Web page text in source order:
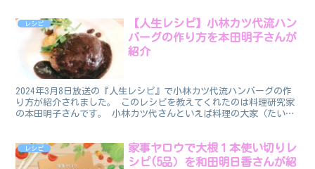
レシピ
【人生レシピ】小林カツ代流ハン
バーグの作り方を本田明子さんが
紹介
2024年3月8日放送の『人生レシピ』で小林カツ代流ハンバーグの作
り方が紹介されました。 このレシピを教えてくれたのは料理研究家
の本田明子さんです。 小林カツ代さんといえば料理の大家（たい
レシピ
家事ヤロウで大根１本使い切りレ
シピ(5品）を和田明日香さんが紹